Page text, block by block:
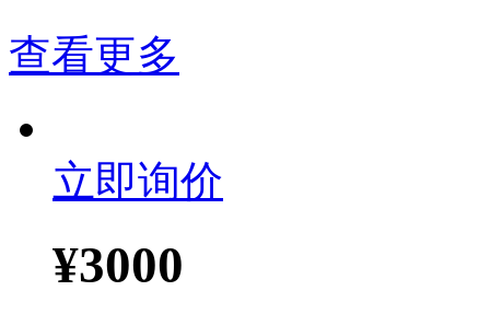
查看更多
立即询价
¥3000